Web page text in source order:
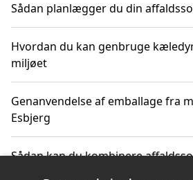
Sådan planlægger du din
Hvordan du kan genbruge
miljøet
Genanvendelse af emballage fra
Esbjerg
Sådan kan du kombinere